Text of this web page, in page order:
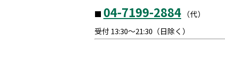
■ 04-7199-2884 （代）
受付 13:30～21:30（日除く）